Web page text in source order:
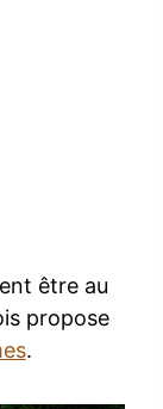
être au
propose
.